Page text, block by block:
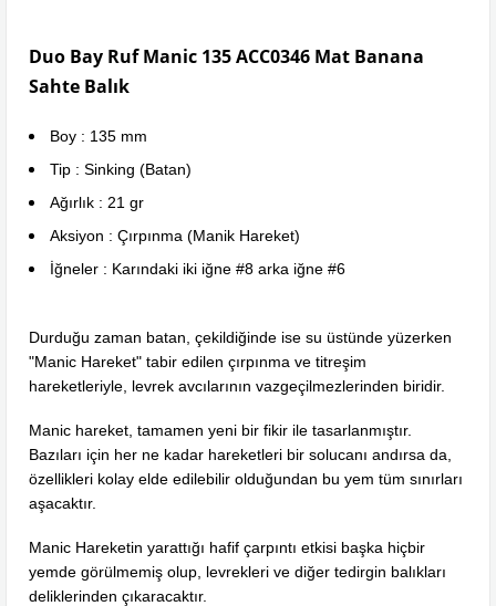
Duo Bay Ruf Manic 135 ACC0346 Mat Banana
Sahte Balık
Boy : 135 mm
Tip : Sinking (Batan)
Ağırlık : 21 gr
Aksiyon : Çırpınma (Manik Hareket)
İğneler : Karındaki iki iğne #8 arka iğne #6
Durduğu zaman batan, çekildiğinde ise su üstünde yüzerken
"Manic Hareket" tabir edilen çırpınma ve titreşim
hareketleriyle, levrek avcılarının vazgeçilmezlerinden biridir.
Manic hareket, tamamen yeni bir fikir ile tasarlanmıştır.
Bazıları için her ne kadar hareketleri bir solucanı andırsa da,
özellikleri kolay elde edilebilir olduğundan bu yem tüm sınırları
aşacaktır.
Manic Hareketin yarattığı hafif çarpıntı etkisi başka hiçbir
yemde görülmemiş olup, levrekleri ve diğer tedirgin balıkları
deliklerinden çıkaracaktır.